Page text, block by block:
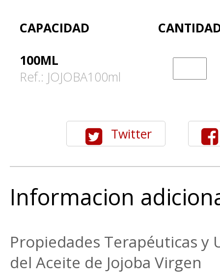
CAPACIDAD
100ML
Ref.: JOJOBA100ml
Twitter
Informacion
Propiedades Terapéuticas y
del Aceite de Jojoba Virgen